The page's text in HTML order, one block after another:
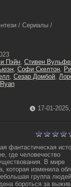
/ Сериалы /
Пэйн, Стивен
, Софи Скелтон,
, Сезар Домбой,
17-01-
фантастическая
где человечество
В мире
которая изменила
группа людей
бороться за